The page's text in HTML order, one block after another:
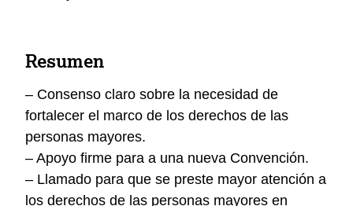
Resumen
– Consenso claro sobre la necesidad de
fortalecer el marco de los derechos de las
personas mayores.
– Apoyo firme para a una nueva Convención.
– Llamado para que se preste mayor atención a
los derechos de las personas mayores en